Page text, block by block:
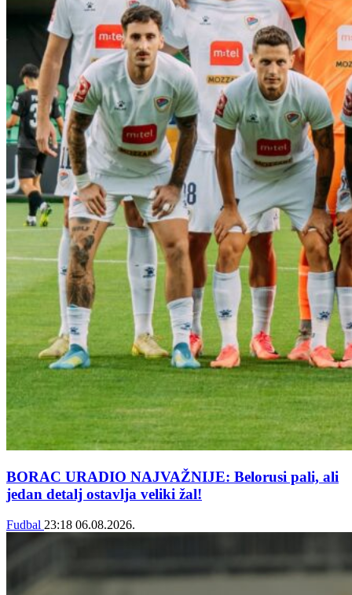
BORAC URADIO NAJVAŽNIJE: Belorusi pali, ali
jedan detalj ostavlja veliki žal!
Fudbal 23:18 06.08.2026.